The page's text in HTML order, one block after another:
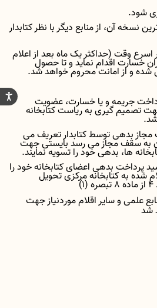
شود.
نسخه آن، از منابع دیگر با نظر کتابدار
اسرع وقت )حداکثر یک ماه بعد از اعلام
خسارت اقدام نماید و تا حصول
شده و از امانت محروم خواهد شد.
جریمه و یا خسارت، عضویت
گیری به ریاست کتابخانه
.
مجاز بدهی توسط کتابدار تعریف می
به سقف مجاز می رسد بایستی جهت
ها، بدهی خود را تسویه نمایند.
پرداخت بدهی اعضای کتابخانه خود را
شده به کتابخانه مرکزی تحویل
4 از ماده 8 تبصره (1)
علمی وسایراقلامموردنیازجهت
شد